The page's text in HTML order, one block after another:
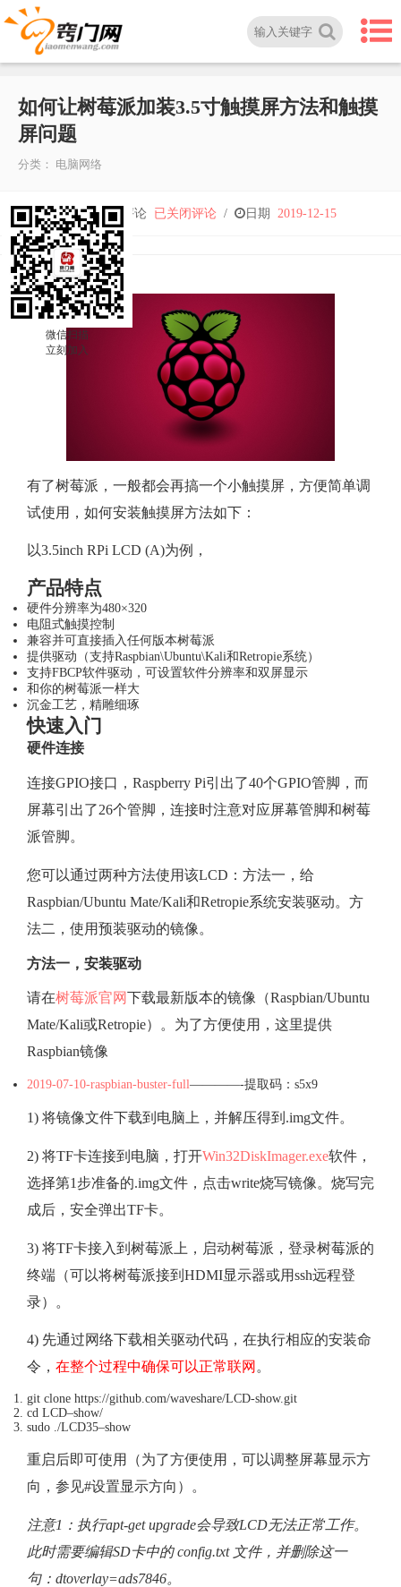
如何让树莓派加装3.5寸触摸屏方法和触摸
屏问题
分类： 电脑网络
人气6,876/ 评论 如
莓
加
触
方
和
触
题
已关闭评论 / 日期 2019-12-15
有了树莓派，一般都会再搞一个小触摸屏，方便简单调
试使用，如何安装触摸屏方法如下：
以3.5inch RPi LCD (A)为例，
产品特点
硬件分辨率为480×320
电阻式触摸控制
兼容并可直接插入任何版本树莓派
提供驱动（支持Raspbian\Ubuntu\Kali和Retropie系统）
支持FBCP软件驱动，可设置软件分辨率和双屏显示
和你的树莓派一样大
沉金工艺，精雕细琢
快速入门
硬件连接
连接GPIO接口，Raspberry Pi引出了40个GPIO管脚，而
屏幕引出了26个管脚，连接时注意对应屏幕管脚和树莓
派管脚。
您可以通过两种方法使用该LCD：方法一，给
Raspbian/Ubuntu Mate/Kali和Retropie系统安装驱动。方
法二，使用预装驱动的镜像。
方法一，安装驱动
请在树莓派官网下载最新版本的镜像（Raspbian/Ubuntu
Mate/Kali或Retropie）。为了方便使用，这里提供
Raspbian镜像
2019-07-10-raspbian-buster-full————-提取码：s5x9
1) 将镜像文件下载到电脑上，并解压得到.img文件。
2) 将TF卡连接到电脑，打开Win32DiskImager.exe软件，
选择第1步准备的.img文件，点击write烧写镜像。烧写完
成后，安全弹出TF卡。
3) 将TF卡接入到树莓派上，启动树莓派，登录树莓派的
终端（可以将树莓派接到HDMI显示器或用ssh远程登
录）。
4) 先通过网络下载相关驱动代码，在执行相应的安装命
令， 在整个过程中确保可以正常联网 。
git clone https://github.com/waveshare/LCD-show.git
cd LCD–show/
sudo ./LCD35–show
重启后即可使用（为了方便使用，可以调整屏幕显示方
向，参见#设置显示方向）。
注意1：执行apt-get upgrade会导致LCD无法正常工作。
此时需要编辑SD卡中的 config.txt 文件，并删除这一
句：dtoverlay=ads7846。
微信扫描
立刻加入